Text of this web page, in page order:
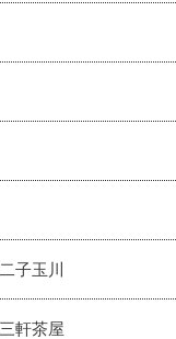
子玉川
軒茶屋